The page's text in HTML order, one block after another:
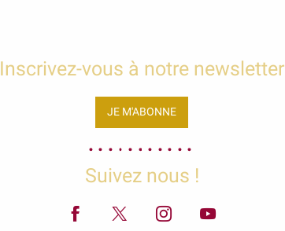
Inscrivez-vous à notre newsletter
JE M'ABONNE
Suivez nous !